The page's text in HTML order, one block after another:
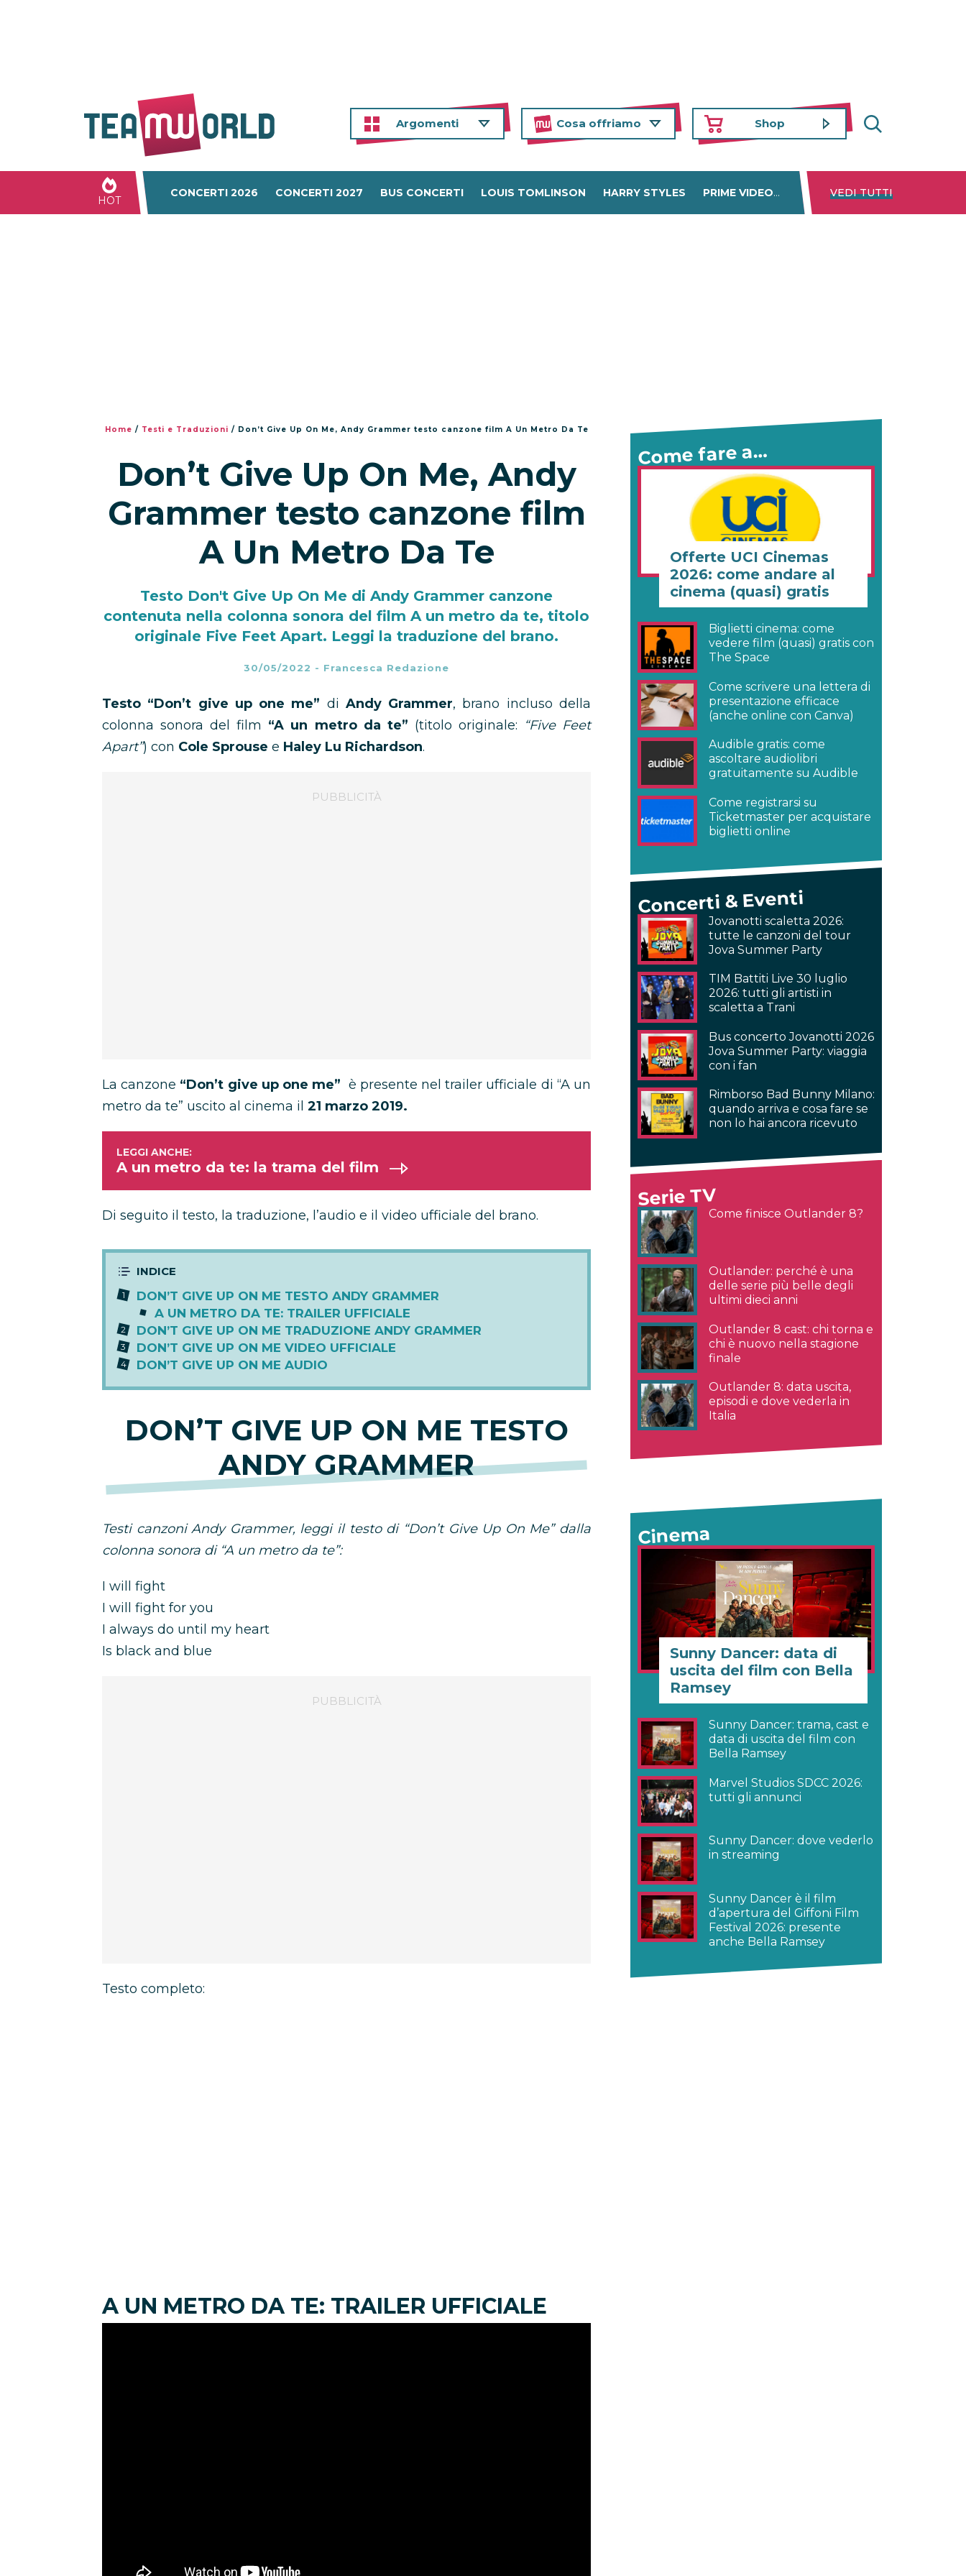
Argomenti Cosa offriamo Shop
HOT
CONCERTI 2026 CONCERTI 2027 BUS CONCERTI LOUIS TOMLINSON HARRY STYLES PRIME VIDEO DISNEY+ NETFLIX
VEDI TUTTI
Home / Testi e Traduzioni / Don’t Give Up On Me, Andy Grammer testo canzone film A Un Metro Da Te
Don’t Give Up On Me, Andy
Grammer testo canzone film
A Un Metro Da Te
Testo Don't Give Up On Me di Andy Grammer canzone
contenuta nella colonna sonora del film A un metro da te, titolo
originale Five Feet Apart. Leggi la traduzione del brano.
30/05/2022 - Francesca Redazione
Testo “Don’t give up one me” di Andy Grammer, brano incluso della
colonna sonora del film “A un metro da te” (titolo originale: “Five Feet
Apart”) con Cole Sprouse e Haley Lu Richardson.
La canzone “Don’t give up one me” è presente nel trailer ufficiale di “A un
metro da te” uscito al cinema il 21 marzo 2019.
A un metro da te: la trama del film
Di seguito il testo, la traduzione, l’audio e il video ufficiale del brano.
DON’T GIVE UP ON ME TESTO ANDY GRAMMER
A UN METRO DA TE: TRAILER UFFICIALE
DON’T GIVE UP ON ME TRADUZIONE ANDY GRAMMER
DON’T GIVE UP ON ME VIDEO UFFICIALE
DON’T GIVE UP ON ME AUDIO
DON’T GIVE UP ON ME TESTO
ANDY GRAMMER
Testi canzoni Andy Grammer, leggi il testo di “Don’t Give Up On Me” dalla
colonna sonora di “A un metro da te”:
I will fight
I will fight for you
I always do until my heart
Is black and blue
Testo completo:
A UN METRO DA TE: TRAILER UFFICIALE
Come fare a…
Offerte UCI Cinemas
2026: come andare al
cinema (quasi) gratis
Biglietti cinema: come
vedere film (quasi) gratis con
The Space
Come scrivere una lettera di
presentazione efficace
(anche online con Canva)
Audible gratis: come
ascoltare audiolibri
gratuitamente su Audible
Come registrarsi su
Ticketmaster per acquistare
biglietti online
Concerti & Eventi
Jovanotti scaletta 2026:
tutte le canzoni del tour
Jova Summer Party
TIM Battiti Live 30 luglio
2026: tutti gli artisti in
scaletta a Trani
Bus concerto Jovanotti 2026
Jova Summer Party: viaggia
con i fan
Rimborso Bad Bunny Milano:
quando arriva e cosa fare se
non lo hai ancora ricevuto
Serie TV
Come finisce Outlander 8?
Outlander: perché è una
delle serie più belle degli
ultimi dieci anni
Outlander 8 cast: chi torna e
chi è nuovo nella stagione
finale
Outlander 8: data uscita,
episodi e dove vederla in
Italia
Cinema
Sunny Dancer: data di
uscita del film con Bella
Ramsey
Sunny Dancer: trama, cast e
data di uscita del film con
Bella Ramsey
Marvel Studios SDCC 2026:
tutti gli annunci
Sunny Dancer: dove vederlo
in streaming
Sunny Dancer è il film
d’apertura del Giffoni Film
Festival 2026: presente
anche Bella Ramsey